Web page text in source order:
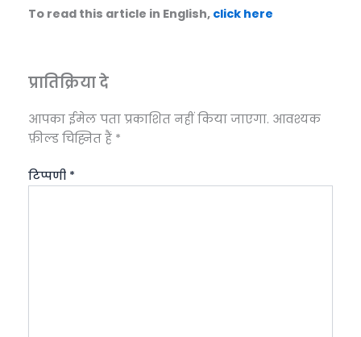
To read this article in English, click here
प्रातिक्रिया दे
आपका ईमेल पता प्रकाशित नहीं किया जाएगा. आवश्यक
फ़ील्ड चिह्नित हैं *
टिप्पणी *